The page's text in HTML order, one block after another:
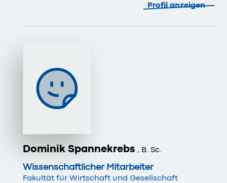
Profil anzeigen
Dominik Spannekrebs , B. Sc.
Wissenschaftlicher Mitarbeiter
Fakultät für Wirtschaft und Gesellschaft